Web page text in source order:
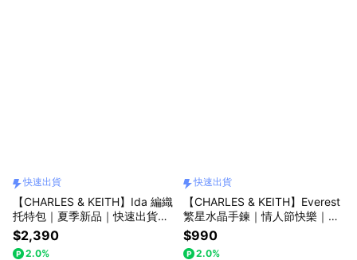
快速出貨
【CHARLES & KEITH】Ida 編織
托特包｜夏季新品｜快速出貨｜
小CK｜官方直營
$2,390
2.0%
快速出貨
【CHARLES & KEITH】Everest
繁星水晶手鍊｜情人節快樂｜愛
藏在細節裡｜生日禮物｜快速出
貨｜小CK｜官方直營
$990
2.0%